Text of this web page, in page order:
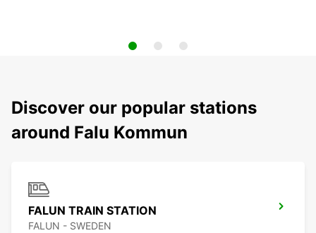
Discover our popular stations
around Falu Kommun
FALUN TRAIN STATION
FALUN - SWEDEN